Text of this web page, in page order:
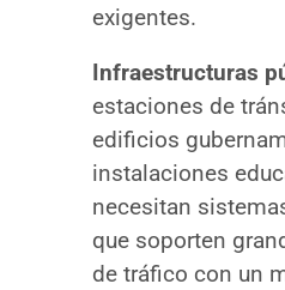
exigentes.
Infraestructuras
estaciones de
edificios
instalaciones
necesitan
que soporten
de tráfico con un